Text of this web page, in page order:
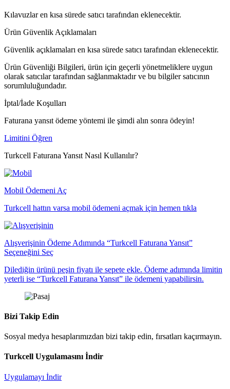
Kılavuzlar en kısa sürede satıcı tarafından eklenecektir.
Ürün Güvenlik Açıklamaları
Güvenlik açıklamaları en kısa sürede satıcı tarafından eklenecektir.
Ürün Güvenliği Bilgileri, ürün için geçerli yönetmeliklere uygun
olarak satıcılar tarafından sağlanmaktadır ve bu bilgiler satıcının
sorumluluğundadır.
İptal/İade Koşulları
Faturana yansıt ödeme yöntemi ile şimdi alın sonra ödeyin!
Limitini Öğren
Turkcell Faturana Yansıt Nasıl Kullanılır?
Mobil Ödemeni Aç
Turkcell hattın varsa mobil ödemeni açmak için hemen tıkla
Alışverişinin Ödeme Adımında “Turkcell Faturana Yansıt”
Seçeneğini Seç
Dilediğin ürünü peşin fiyatı ile sepete ekle. Ödeme adımında limitin
yeterli ise “Turkcell Faturana Yansıt” ile ödemeni yapabilirsin.
Bizi Takip Edin
Sosyal medya hesaplarımızdan bizi takip edin, fırsatları kaçırmayın.
Turkcell Uygulamasını İndir
Uygulamayı İndir